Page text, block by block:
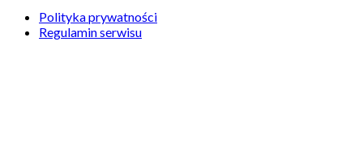
Polityka prywatności
Regulamin serwisu